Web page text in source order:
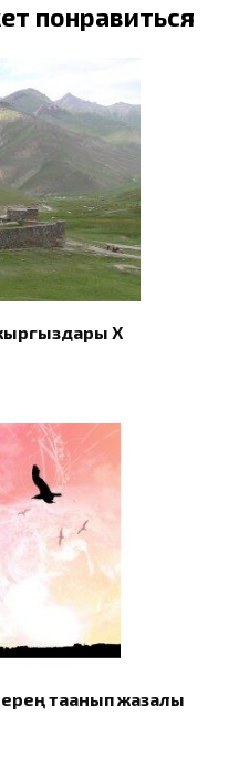
понравиться
X
таанып жазалы